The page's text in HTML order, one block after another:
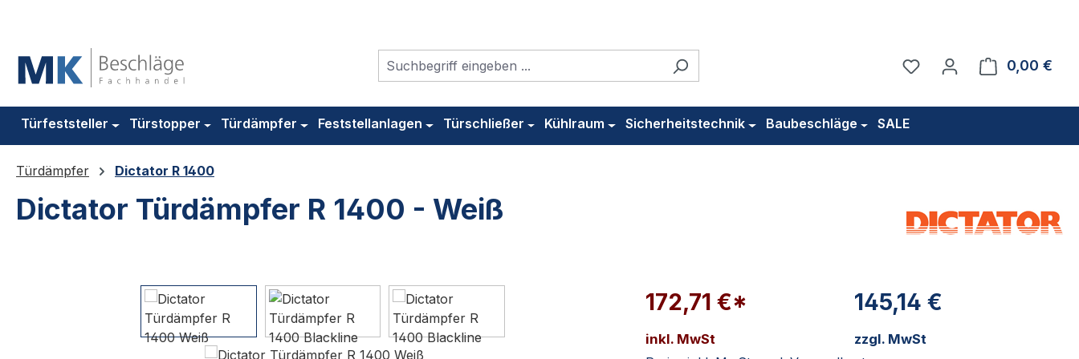
Du hast 0 Produkte auf
0,00 €
Türfeststeller Türstopper Türdämpfer Feststellanlagen Türschließer Kühlraum Sicherheitstechnik Baubeschläge SALE
Türdämpfer Dictator R 1400
Dictator Türdämpfer R 1400 - Weiß
172,71 €*
inkl. MwSt
145,14 €
zzgl. MwSt